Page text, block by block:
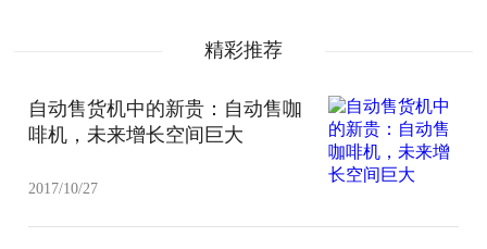
精彩推荐
自动售货机中的新贵：自动售咖
啡机，未来增长空间巨大
2017/10/27